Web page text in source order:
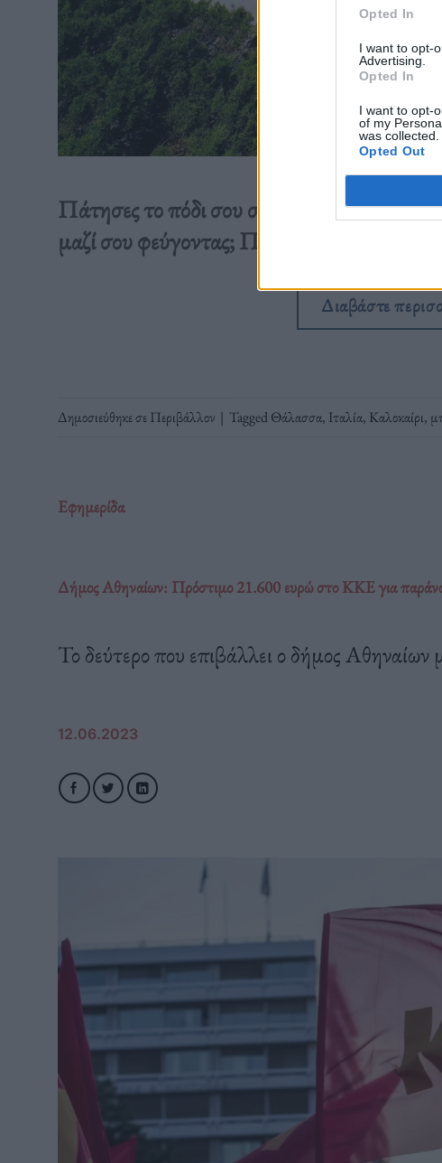
Opted In
I want to opt-
Advertising.
Opted In
I want to opt-
of my
was collected.
Opted Out
Πάτησες το πόδι σου στην Spiaggia
μαζί σου φεύγοντας; Πρόστιμο 3.500 ευρώ.
Διαβάστε
Δημοσιεύθηκε σεΠεριβάλλον | TaggedΘάλασσα, Ιταλία, Καλοκαίρι,
Εφημερίδα
Δήμος Αθηναίων: Πρόστιμο 21.600 ευρώ στο ΚΚΕ για
Το δεύτερο που επιβάλλει ο δήμος
12.06.2023